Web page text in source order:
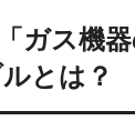
ガス機
とは？